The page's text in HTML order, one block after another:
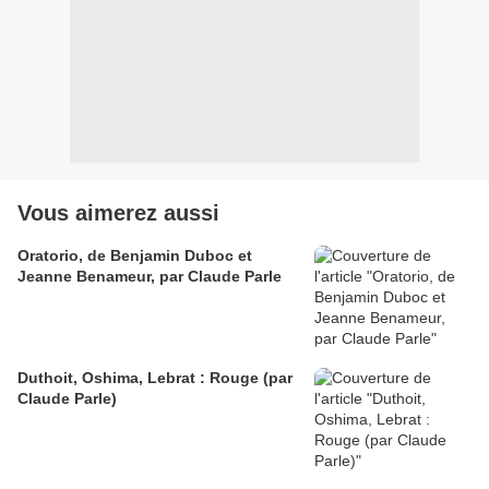
Vous aimerez aussi
Oratorio, de Benjamin Duboc et
Jeanne Benameur, par Claude Parle
Duthoit, Oshima, Lebrat : Rouge (par
Claude Parle)